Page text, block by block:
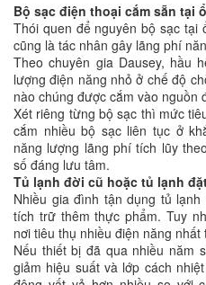
Bộ sạc điện thoại cắm sẵn tại
Thói quen để nguyên bộ sạc tại
cũng là tác nhân gây lãng phí
Theo chuyên gia Dausey, hầu
lượng điện năng nhỏ ở chế độ
nào chúng được cắm vào nguồn
Xét riêng từng bộ sạc thì mức
cắm nhiều bộ sạc liên tục ở
năng lượng lãng phí tích lũy
số đáng lưu tâm.
Tủ lạnh đời cũ hoặc tủ lạnh
Nhiều gia đình tận dụng tủ
tích trữ thêm thực phẩm. Tuy
nơi tiêu thụ nhiều điện năng nhất
Nếu thiết bị đã qua nhiều năm
giảm hiệu suất và lớp cách